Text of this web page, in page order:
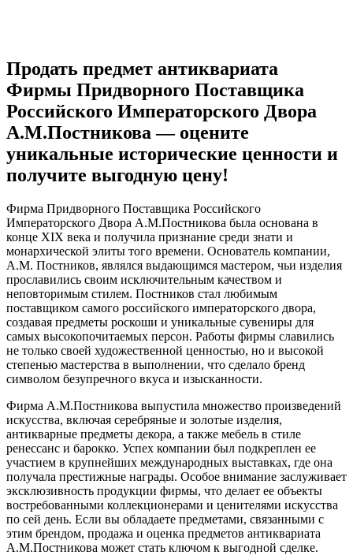
Продать предмет антиквариата
Фирмы Придворного Поставщика
Российского Императорского Двора
А.М.Постникова — оцените
уникальные исторические ценности и
получите выгодную цену!
Фирма Придворного Поставщика Российского
Императорского Двора А.М.Постникова была основана в
конце XIX века и получила признание среди знати и
монархической элиты того времени. Основатель компании,
А.М. Постников, являлся выдающимся мастером, чьи изделия
прославились своим исключительным качеством и
неповторимым стилем. Постников стал любимым
поставщиком самого российского императорского двора,
создавая предметы роскоши и уникальные сувениры для
самых высокопочитаемых персон. Работы фирмы славились
не только своей художественной ценностью, но и высокой
степенью мастерства в выполнении, что сделало бренд
символом безупречного вкуса и изысканности.
Фирма А.М.Постникова выпустила множество произведений
искусства, включая серебряные и золотые изделия,
антикварные предметы декора, а также мебель в стиле
ренессанс и барокко. Успех компании был подкреплен ее
участием в крупнейших международных выставках, где она
получала престижные награды. Особое внимание заслуживает
эксклюзивность продукции фирмы, что делает ее объекты
востребованными коллекционерами и ценителями искусства
по сей день. Если вы обладаете предметами, связанными с
этим брендом, продажа и оценка предметов антиквариата
А.М.Постникова может стать ключом к выгодной сделке.